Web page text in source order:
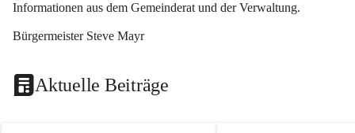
Informationen aus dem Gemeinderat und der Verwaltung.
Bürgermeister Steve Mayr
Aktuelle Beiträge